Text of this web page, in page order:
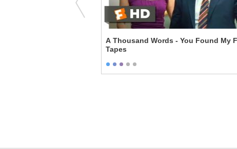
A Thousand Words - You Found My
Tapes